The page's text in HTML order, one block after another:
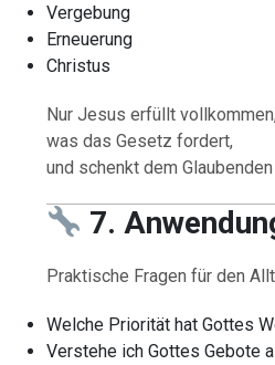
Vergebung
Erneuerung
Christus
Nur Jesus erfüllt
was das Gesetz fordert,
und schenkt dem
7.
Praktische Fragen für den
Welche Priorität hat Gottes
Verstehe ich Gottes Gebote